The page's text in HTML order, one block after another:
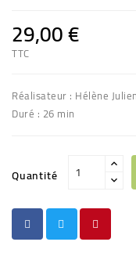
29,00 €
TTC
Réalisateur : Hélène
Duré : 26 min
Quantité